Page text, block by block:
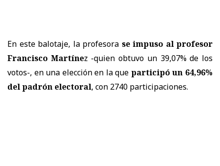
En este balotaje, la profesora se impuso al profesor
Francisco Martínez -quien obtuvo un 39,07% de los
votos-, en una elección en la que participó un 64,96%
del padrón electoral, con 2740 participaciones.